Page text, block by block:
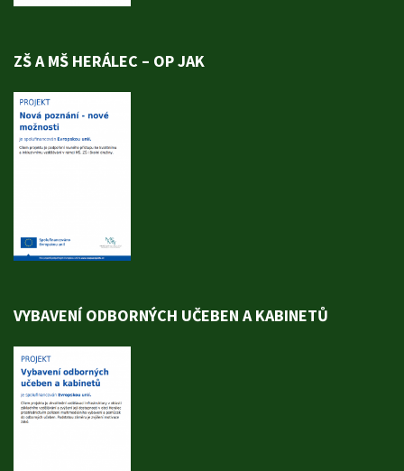
ZŠ A MŠ HERÁLEC – OP JAK
VYBAVENÍ ODBORNÝCH UČEBEN A KABINETŮ